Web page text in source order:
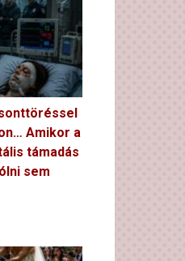
Amikor a
támadás
sem